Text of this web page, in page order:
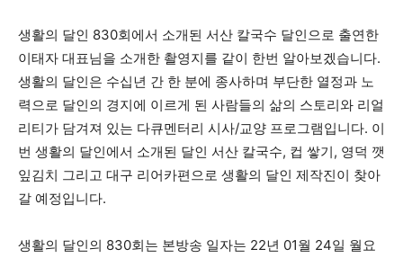
생활의 달인 830회에서 소개된 서산 칼국수 달인으로 출연한
이태자 대표님을 소개한 촬영지를 같이 한번 알아보겠습니다.
생활의 달인은 수십년 간 한 분에 종사하며 부단한 열정과 노
력으로 달인의 경지에 이르게 된 사람들의 삶의 스토리와 리얼
리티가 담겨져 있는 다큐멘터리 시사/교양 프로그램입니다. 이
번 생활의 달인에서 소개된 달인 서산 칼국수, 컵 쌓기, 영덕 깻
잎김치 그리고 대구 리어카편으로 생활의 달인 제작진이 찾아
갈 예정입니다.
생활의 달인의 830회는 본방송 일자는 22년 01월 24일 월요